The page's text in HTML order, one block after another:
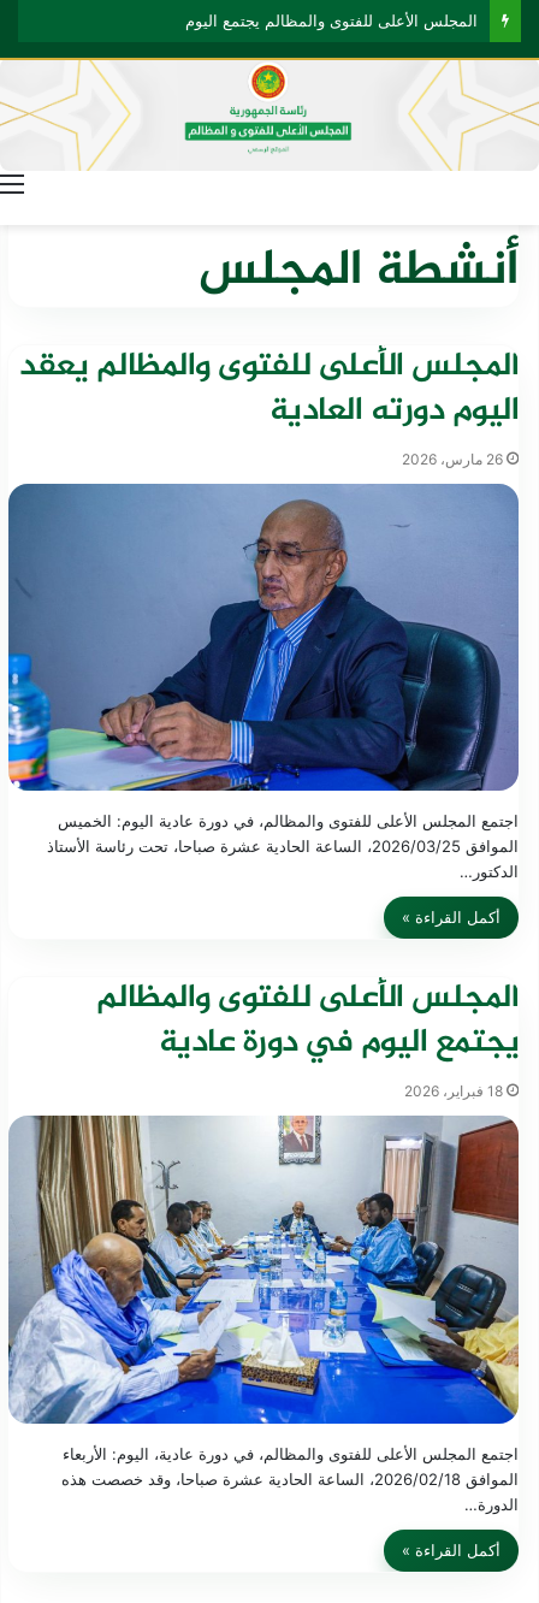
المجلس الأعلى للفتوى والمظالم يجتمع اليوم
أنشطة المجلس
المجلس الأعلى للفتوى والمظالم يعقد
اليوم دورته العادية
26 مارس، 2026
اجتمع المجلس الأعلى للفتوى والمظالم، في دورة عادية اليوم: الخميس
الموافق 2026/03/25، الساعة الحادية عشرة صباحا، تحت رئاسة الأستاذ
الدكتور…
أكمل القراءة »
المجلس الأعلى للفتوى والمظالم
يجتمع اليوم في دورة عادية
18 فبراير، 2026
اجتمع المجلس الأعلى للفتوى والمظالم، في دورة عادية، اليوم: الأربعاء
الموافق 2026/02/18، الساعة الحادية عشرة صباحا، وقد خصصت هذه
الدورة…
أكمل القراءة »